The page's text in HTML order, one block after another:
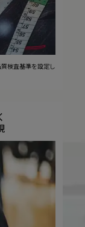
検査基準を設定し